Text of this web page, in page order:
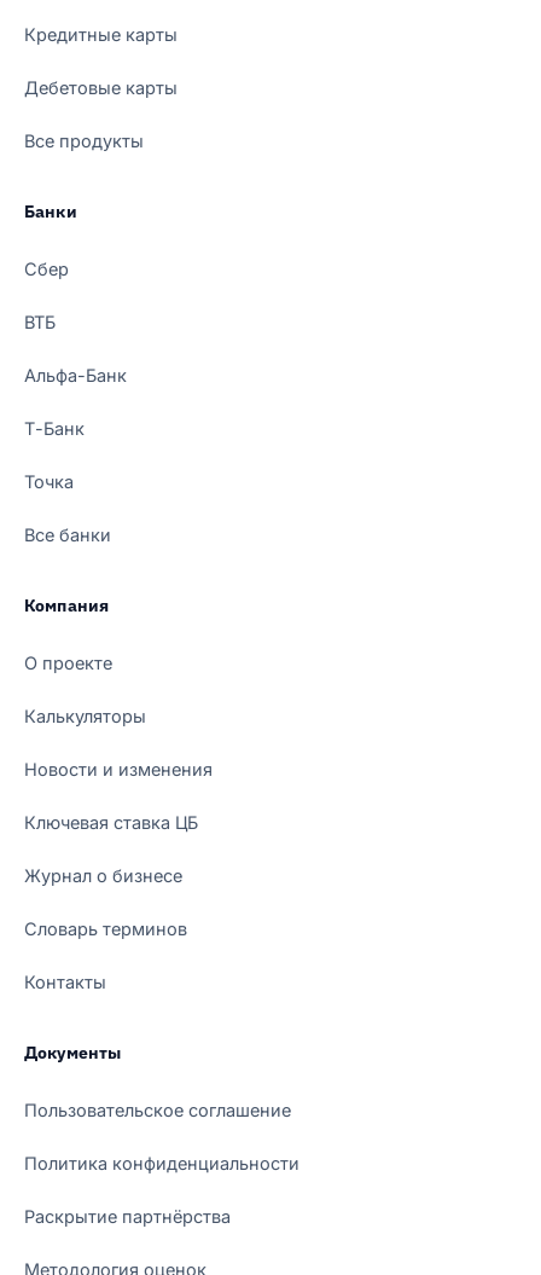
Кредитные карты
Дебетовые карты
Все продукты
Банки
Сбер
ВТБ
Альфа-Банк
Т-Банк
Точка
Все банки
Компания
О проекте
Калькуляторы
Новости и изменения
Ключевая ставка ЦБ
Журнал о бизнесе
Словарь терминов
Контакты
Документы
Пользовательское соглашение
Политика конфиденциальности
Раскрытие партнёрства
Методология оценок